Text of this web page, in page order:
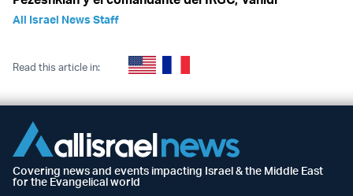
All Israel News Staff
Read this article in:
Covering news and events impacting Israel & the Middle East
for the Evangelical world